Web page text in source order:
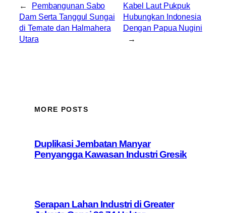
←
Pembangunan Sabo
Dam Serta Tanggul Sungai
di Ternate dan Halmahera
Utara
Kabel Laut Pukpuk
Hubungkan Indonesia
Dengan Papua Nugini
→
MORE POSTS
Duplikasi Jembatan Manyar
Penyangga Kawasan Industri Gresik
Serapan Lahan Industri di Greater